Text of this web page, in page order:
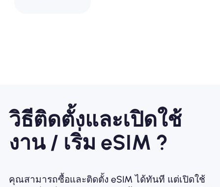
วิธีติดตั้งและเปิดใช้
งาน / เริ่ม eSIM ?
คุณสามารถซื้อและติดตั้ง eSIM ได้ทันที แต่เปิดใช้